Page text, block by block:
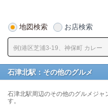
地図検索 お店検索
石津北駅：その他のグルメ
石津北駅周辺のその他のグルメジャ
す。